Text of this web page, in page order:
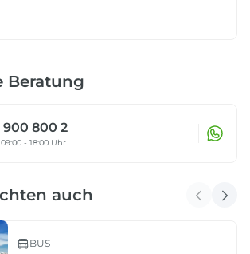
Beratung
800 2
- 18:00 Uhr
auch
BUS